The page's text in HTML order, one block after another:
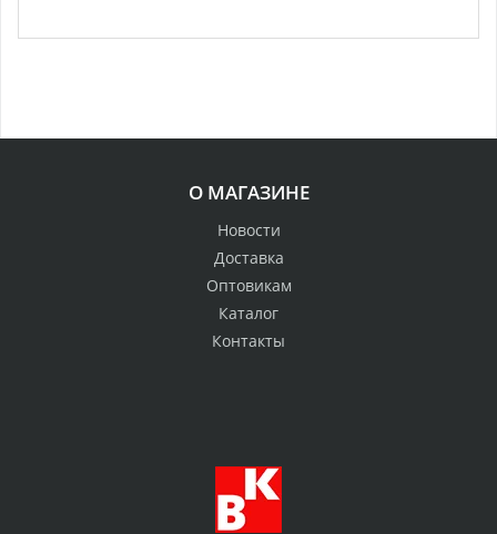
О МАГАЗИНЕ
Новости
Доставка
Оптовикам
Каталог
Контакты